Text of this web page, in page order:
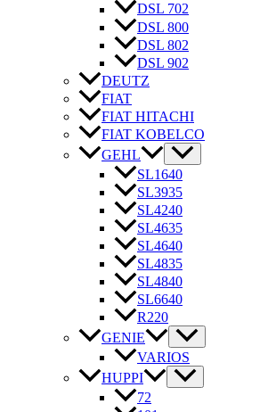
DSL 702
DSL 800
DSL 802
DSL 902
DEUTZ
FIAT
FIAT HITACHI
FIAT KOBELCO
GEHL
SL1640
SL3935
SL4240
SL4635
SL4640
SL4835
SL4840
SL6640
R220
GENIE
VARIOS
HUPPI
72